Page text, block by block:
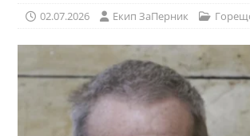
02.07.2026 Eкип ЗаПерник